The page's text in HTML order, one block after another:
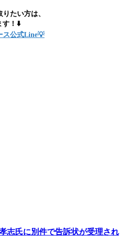
たい方は、
す！⬇️
ス公式Line💡
志氏に別件で告訴状が受理され